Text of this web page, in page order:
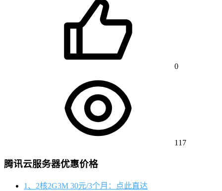
0
117
腾讯云服务器优惠价格
1、2核2G3M 30元/3个月：点此直达